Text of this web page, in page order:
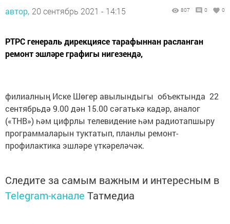
автор, 20 сентябрь 2021 - 14:15 807 0 0
РТРС генераль дирекциясе тарафыннан расланган
ремонт эшләре графигы нигезендә,
филиалның Иске Шөгер авылындыгы объектында 22
сентябрьдә 9.00 дән 15.00 сәгатькә кадәр, аналог
(«ТНВ») һәм цифрлы телевидение һәм радиотапшыру
программаларын туктатып, планлы ремонт-
профилактика эшләре үткәреләчәк.
Следите за самым важным и интересным в
Telegram-канале Татмедиа